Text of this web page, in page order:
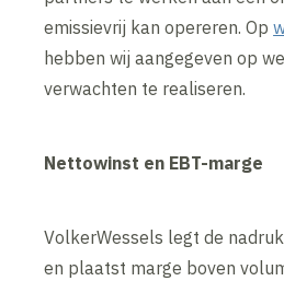
emissievrij kan opereren. Op
hebben wij aangegeven op
verwachten te realiseren.
Nettowinst en EBT-marge
VolkerWessels legt de
en plaatst marge boven